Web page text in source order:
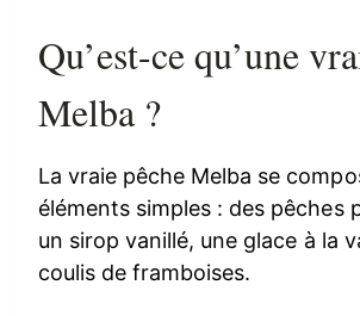
Qu’est-ce qu’une
Melba ?
La vraie pêche Melba se
éléments simples : des pêches
un sirop vanillé, une glace à la
coulis de framboises.